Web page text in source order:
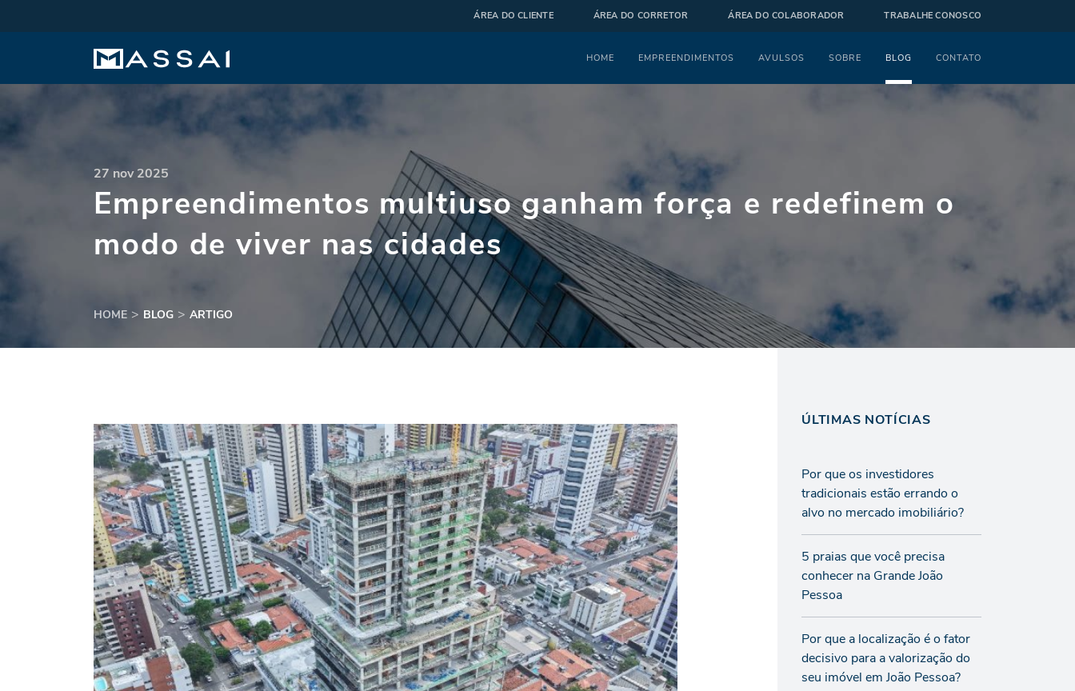
ÁREA DO CLIENTE ÁREA DO CORRETOR ÁREA DO COLABORADOR TRABALHE CONOSCO
Menu
HOME EMPREENDIMENTOS AVULSOS SOBRE BLOG CONTATO
27 nov 2025
Empreendimentos multiuso ganham força e redefinem o
modo de viver nas cidades
HOME BLOG ARTIGO
ÚLTIMAS NOTÍCIAS
Por que os investidores
tradicionais estão errando o
alvo no mercado imobiliário?
5 praias que você precisa
conhecer na Grande João
Pessoa
Por que a localização é o fator
decisivo para a valorização do
seu imóvel em João Pessoa?